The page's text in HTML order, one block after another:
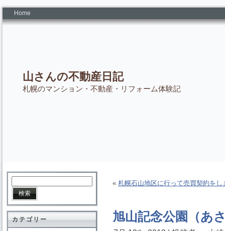
Home
山さんの不動産日記
札幌のマンション・不動産・リフォーム体験記
カテゴリー
« 札幌石山地区に行って売買契約をし
旭山記念公園（あ